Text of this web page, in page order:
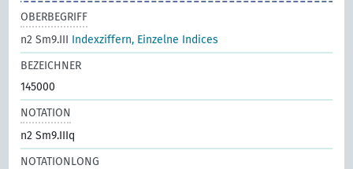
OBERBEGRIFF
n2 Sm9.III Indexziffern, Einzelne Indices
BEZEICHNER
145000
NOTATION
n2 Sm9.IIIq
NOTATIONLONG